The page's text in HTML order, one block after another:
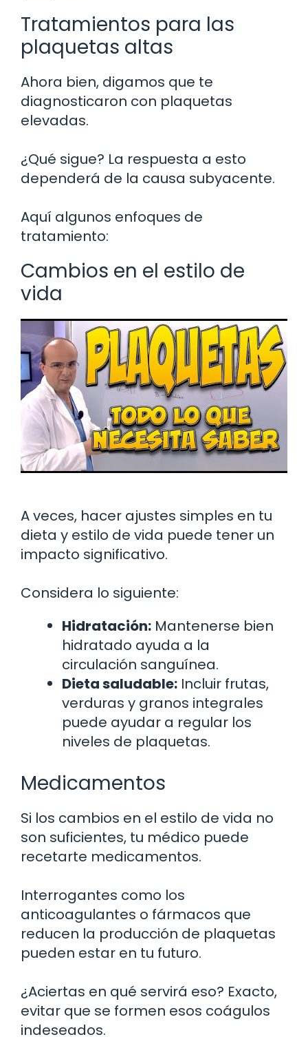
Tratamientos para las
plaquetas altas
Ahora bien, digamos que te
diagnosticaron con plaquetas
elevadas.
¿Qué sigue? La respuesta a esto
dependerá de la causa subyacente.
Aquí algunos enfoques de
tratamiento:
Cambios en el estilo de
vida
A veces, hacer ajustes simples en tu
dieta y estilo de vida puede tener un
impacto significativo.
Considera lo siguiente:
Hidratación: Mantenerse bien
hidratado ayuda a la
circulación sanguínea.
Dieta saludable: Incluir frutas,
verduras y granos integrales
puede ayudar a regular los
niveles de plaquetas.
Medicamentos
Si los cambios en el estilo de vida no
son suficientes, tu médico puede
recetarte medicamentos.
Interrogantes como los
anticoagulantes o fármacos que
reducen la producción de plaquetas
pueden estar en tu futuro.
¿Aciertas en qué servirá eso? Exacto,
evitar que se formen esos coágulos
indeseados.